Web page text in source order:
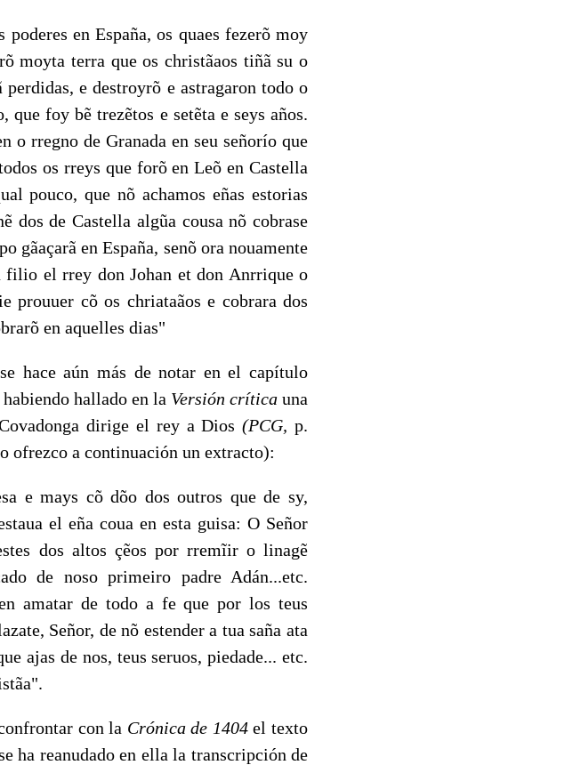
en España, os quaes fezerõ moy
moyta terra que os christãaos tiñã su o
e destroyrõ e astragaron todo o
que foy bẽ trezẽtos e setẽta e seys años.
o rregno de Granada en seu señorío que
os rreys que forõ en Leõ en Castella
pouco, que nõ achamos eñas estorias
dos de Castella algũa cousa nõ cobrase
gãaçarã en España, senõ ora nouamente
filio el rrey don Johan et don Anrrique o
prouuer cõ os chriataãos e cobrara dos
en aquelles dias"
aún más de notar en el capítulo
hallado en la Versión críticauna
dirige el rey a Dios(PCG, p.
ofrezco a continuación un extracto):
e mays cõ dõo dos outros que de sy,
el eña coua en esta guisa: O Señor
dos altos çẽos por rremĩir o linagẽ
de noso primeiro padre Adán...etc.
amatar de todo a fe que por los teus
Señor, de nõ estender a tua saña ata
ajas de nos, teus seruos, piedade... etc.
con la Crónica de 1404el tex­to
ha reanudado en ella la transcrip­ción de